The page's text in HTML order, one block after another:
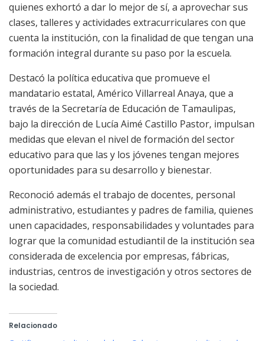
quienes exhortó a dar lo mejor de sí, a aprovechar sus
clases, talleres y actividades extracurriculares con que
cuenta la institución, con la finalidad de que tengan una
formación integral durante su paso por la escuela.
Destacó la política educativa que promueve el
mandatario estatal, Américo Villarreal Anaya, que a
través de la Secretaría de Educación de Tamaulipas,
bajo la dirección de Lucía Aimé Castillo Pastor, impulsan
medidas que elevan el nivel de formación del sector
educativo para que las y los jóvenes tengan mejores
oportunidades para su desarrollo y bienestar.
Reconoció además el trabajo de docentes, personal
administrativo, estudiantes y padres de familia, quienes
unen capacidades, responsabilidades y voluntades para
lograr que la comunidad estudiantil de la institución sea
considerada de excelencia por empresas, fábricas,
industrias, centros de investigación y otros sectores de
la sociedad.
Relacionado